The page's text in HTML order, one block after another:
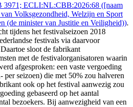
3971; ECLI:NL:CBB:2026:68 ([naam
van Volksgezondheid, Welzijn en Sport
(de minister van Justitie en Veiligheid)).
tijdens het festivalseizoen 2018
festivals via daarvoor
sloot de fabrikant
met de festivalorganisatoren waarin
afgesproken: een vaste vergoeding
per seizoen) die met 50% zou halveren
ook op het festival aanwezig zou
gebaseerd op het aantal
bezoekers. Bij aanwezigheid van een